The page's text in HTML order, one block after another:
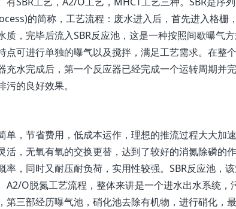
的简称，工艺流程：废水进入后，首先进入格栅
质，完毕后流入SBR反应池，这是一种按照间歇曝气
点可进行单独的曝气以及搅拌，满足工艺需求。在整
充水完成后，第一个反应器已经完成一个运转周期并
的良好效果。
，节省费用，低成本运作，理想的推流过程大大加
活，无氧有氧的交换更替，达到了较好的消氮除磷的
率，同时又耐压耐负荷，实用性较强。SBR反应池，
A2/O脱氮工艺流程，整体来讲是一个进水出水系统
第三部经历曝气池，硝化池去除有机物，进行硝化，